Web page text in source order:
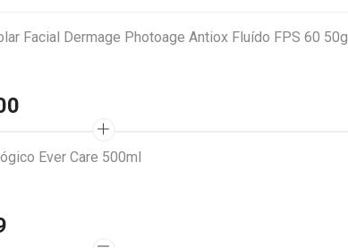
Facial Dermage Photoage Antiox Fluído FPS 60 50g
Ever Care 500ml